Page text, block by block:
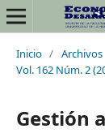
Inicio / Archivos
Vol. 162 Núm. 2
Gestión